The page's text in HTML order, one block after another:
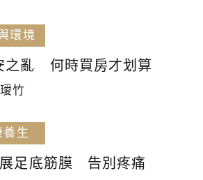
環境
之亂 何時買房才划算
竹
養生
足底筋膜 告別疼痛